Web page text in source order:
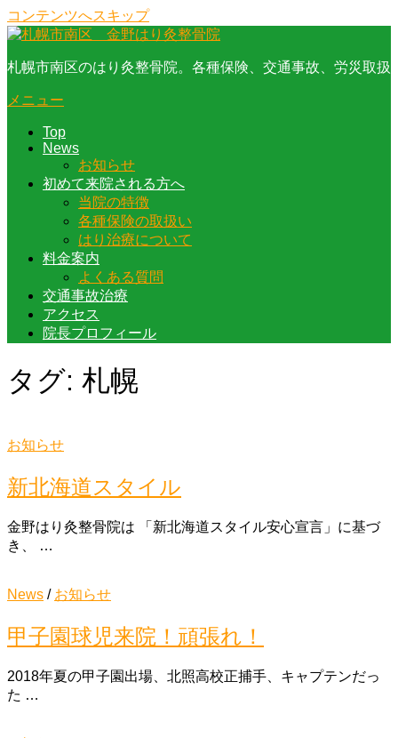
コンテンツへスキップ
札幌市南区のはり灸整骨院。各種保険、交通事故、労災取扱
メニュー
Top
News
お知らせ
初めて来院される方へ
当院の特徴
各種保険の取扱い
はり治療について
料金案内
よくある質問
交通事故治療
アクセス
院長プロフィール
タグ: 札幌
お知らせ
新北海道スタイル
金野はり灸整骨院は 「新北海道スタイル安心宣言」に基づ
き、 …
News / お知らせ
甲子園球児来院！頑張れ！
2018年夏の甲子園出場、北照高校正捕手、キャプテンだっ
た …